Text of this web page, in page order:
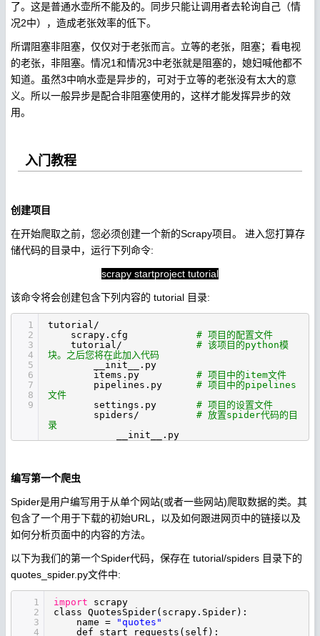
了。这是普通水壶所不能及的。同步只能让调用者去轮询自己（情
况2中），造成老张效率的低下。
所谓阻塞非阻塞，仅仅对于老张而言。立等的老张，阻塞；看电视
的老张，非阻塞。情况1和情况3中老张就是阻塞的，媳妇喊他都不
知道。虽然3中响水壶是异步的，可对于立等的老张没有太大的意
义。所以一般异步是配合非阻塞使用的，这样才能发挥异步的效
用。
入门教程
创建项目
在开始爬取之前，您必须创建一个新的Scrapy项目。 进入您打算存
储代码的目录中，运行下列命令:
scrapy startproject tutorial
该命令将会创建包含下列内容的 tutorial 目录:
1
2
3
4
5
6
7
8
9
tutorial/
scrapy.cfg # 项目的配置文件
tutorial/ # 该项目的python模
块。之后您将在此加入代码
__init__.py
items.py # 项目中的item文件
pipelines.py # 项目中的pipelines
文件
settings.py # 项目的设置文件
spiders/ # 放置spider代码的目
录
__init__.py
编写第一个爬虫
Spider是用户编写用于从单个网站(或者一些网站)爬取数据的类。其
包含了一个用于下载的初始URL，以及如何跟进网页中的链接以及
如何分析页面中的内容的方法。
以下为我们的第一个Spider代码，保存在 tutorial/spiders 目录下的
quotes_spider.py文件中:
1
2
3
4
import
scrapy
class QuotesSpider(scrapy.Spider):
name =
"quotes"
def start_requests(self):